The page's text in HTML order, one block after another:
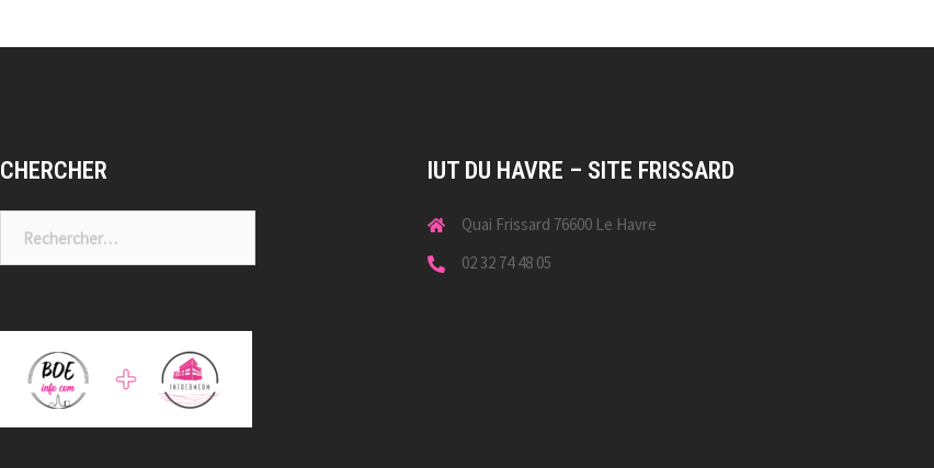
CHERCHER IUT DU HAVRE – SITE FRISSARD
Quai Frissard 76600 Le Havre
02 32 74 48 05